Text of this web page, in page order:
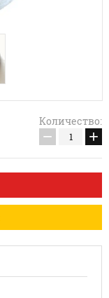
Количество:
− +